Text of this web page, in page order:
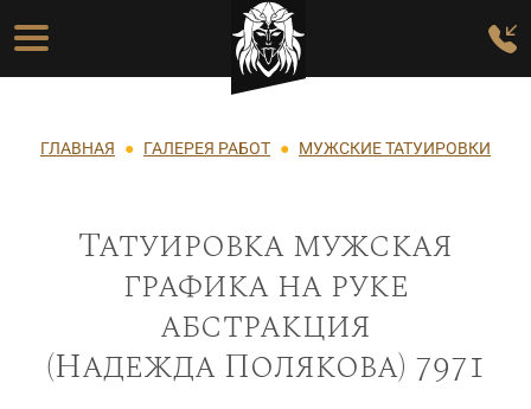
Перейти к основному содержанию
Основная навигация
Строка навигации
ГЛАВНАЯ ГАЛЕРЕЯ РАБОТ МУЖСКИЕ ТАТУИРОВКИ
Татуировка мужская
графика на руке
абстракция
(Надежда Полякова) 7971